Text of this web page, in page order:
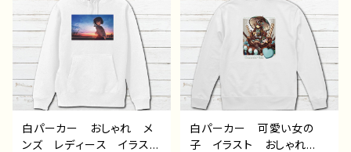
景色 美しい ノスタルジ
ック 個性的 おすすめ
人気 イラストレーター
絵師 オリジナル デザイ
ン グッズ 片面印刷 タ
イトル：群青 作：みふる
タルジック 個性的 おす
すめ 人気 イラストレー
ター 絵師 オリジナル
デザイン グッズ 片面印
刷 タイトル：夏空と君
作：みふる
白パーカー おしゃれ メ
ンズ レディース イラス
白パーカー 可愛い女の
子 イラスト おしゃれ